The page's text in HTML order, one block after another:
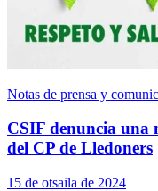
Notas de prensa y
CSIF denuncia una
del CP de Lledoners
15 de otsaila de 2024